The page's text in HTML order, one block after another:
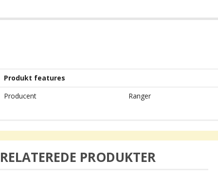
Produkt features
Producent
Ranger
RELATEREDE PRODUKTER